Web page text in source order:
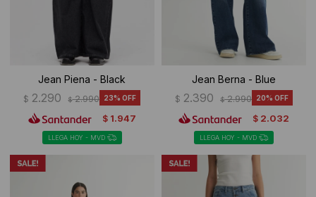
Jean Piena - Black
$ 2.290 $ 2.990 23
$ 1.947
LLEGA HOY - MVD
Jean Berna - Blue
$ 2.390 $ 2.990 20
$ 2.032
LLEGA HOY - MVD